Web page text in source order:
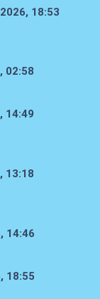
18:53
02:58
14:49
13:18
14:46
18:55